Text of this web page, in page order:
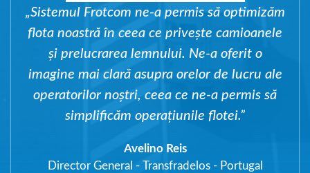
„Sistemul Frotcom ne-a permis să optimizăm
flota noastră în ceea ce privește camioanele
și prelucrarea lemnului. Ne-a oferit o
imagine mai clară asupra orelor de lucru ale
operatorilor noștri, ceea ce ne-a permis să
simplificăm operațiunile flotei.”
Avelino Reis
Director General - Transfradelos - Portugal